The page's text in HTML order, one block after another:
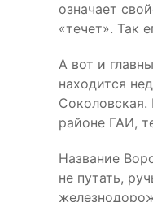
означает
«течет». Так
А вот и
находится
Соколовская.
районе ГАИ,
Название
не путать,